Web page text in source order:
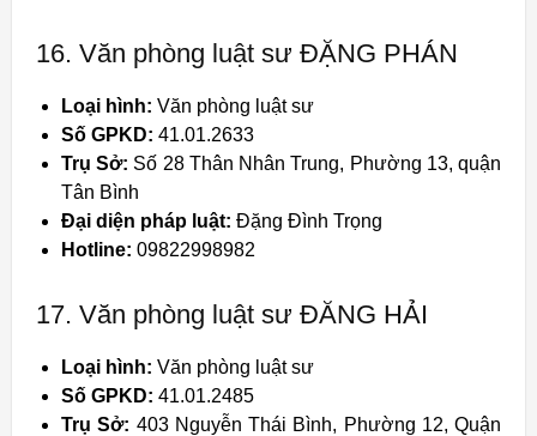
16. Văn phòng luật sư ĐẶNG PHÁN
Loại hình: Văn phòng luật sư
Số GPKD: 41.01.2633
Trụ Sở: Số 28 Thân Nhân Trung, Phường 13, quận
Tân Bình
Đại diện pháp luật: Đặng Đình Trọng
Hotline: 09822998982
17. Văn phòng luật sư ĐĂNG HẢI
Loại hình: Văn phòng luật sư
Số GPKD: 41.01.2485
Trụ Sở: 403 Nguyễn Thái Bình, Phường 12, Quận